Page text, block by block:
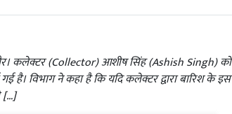
कलेक्टर (Collector) आशीष सिंह (Ashish Singh) को
है। विभाग ने कहा है कि यदि कलेक्टर द्वारा बारिश के इस
[…]